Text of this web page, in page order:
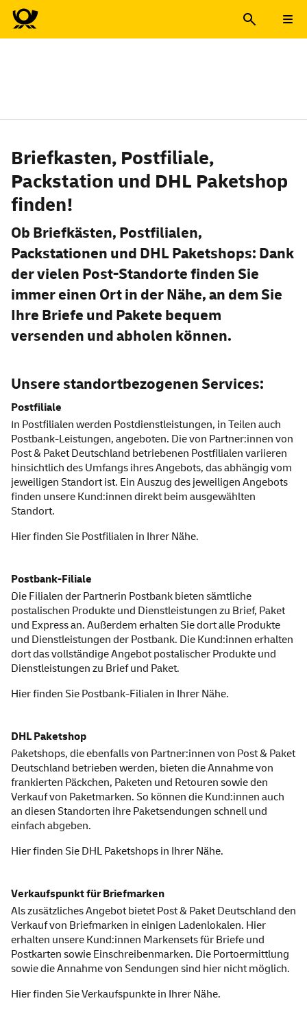
Briefkasten, Postfiliale,
Packstation und DHL Paketshop
finden!
Ob Briefkästen, Postfilialen,
Packstationen und DHL Paketshops: Dank
der vielen Post-Standorte finden Sie
immer einen Ort in der Nähe, an dem Sie
Ihre Briefe und Pakete bequem
versenden und abholen können.
Unsere standortbezogenenServices:
Postfiliale
In Postfilialen werden Postdienstleistungen, in Teilen auch
Postbank-Leistungen, angeboten. Die von Partner:innen von
Post & Paket Deutschland betriebenen Postfilialen variieren
hinsichtlich des Umfangs ihres Angebots, das abhängig vom
jeweiligen Standort ist. Ein Auszug des jeweiligen Angebots
finden unsere Kund:innen direkt beim ausgewählten
Standort.
Hier finden Sie Postfilialen in Ihrer Nähe.
Postbank-Filiale
Die Filialen der Partnerin Postbank bieten sämtliche
postalischen Produkte und Dienstleistungen zu Brief, Paket
und Express an. Außerdem erhalten Sie dort alle Produkte
und Dienstleistungen der Postbank. Die Kund:innen erhalten
dort das vollständige Angebot postalischer Produkte und
Dienstleistungen zu Brief und Paket.
Hier finden Sie Postbank-Filialen in Ihrer Nähe.
DHL Paketshop
Paketshops, die ebenfalls von Partner:innen von Post & Paket
Deutschland betrieben werden, bieten die Annahme von
frankierten Päckchen, Paketen und Retouren sowie den
Verkauf von Paketmarken. So können die Kund:innen auch
an diesen Standorten ihre Paketsendungen schnell und
einfach abgeben.
Hier finden Sie DHL Paketshops in Ihrer Nähe.
Verkaufspunkt für Briefmarken
Als zusätzliches Angebot bietet Post & Paket Deutschland den
Verkauf von Briefmarken in einigen Ladenlokalen. Hier
erhalten unsere Kund:innen Markensetsfür Briefe und
Postkarten sowie Einschreibenmarken. Die Portoermittlung
sowie die Annahme von Sendungen sind hier nicht möglich.
Hier finden SieVerkaufspunkte in Ihrer Nähe.